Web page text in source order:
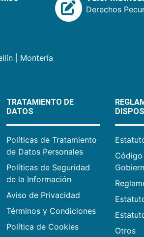
Derechos
| Montería
TRATAMIENTO DE
DATOS
Políticas de Tratamiento
de Datos Personales
Políticas de Seguridad
de la Información
Aviso de Privacidad
Términos y Condiciones
Política de Cookies
Código
Otros